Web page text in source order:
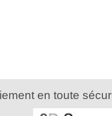
en toute